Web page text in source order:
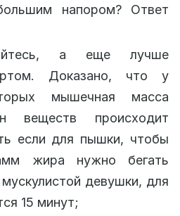
напором? Ответ
а еще лучше
Доказано, что у
мышечная масса
веществ происходит
если для пышки, чтобы
жира нужно бегать
девушки, для
15 минут;